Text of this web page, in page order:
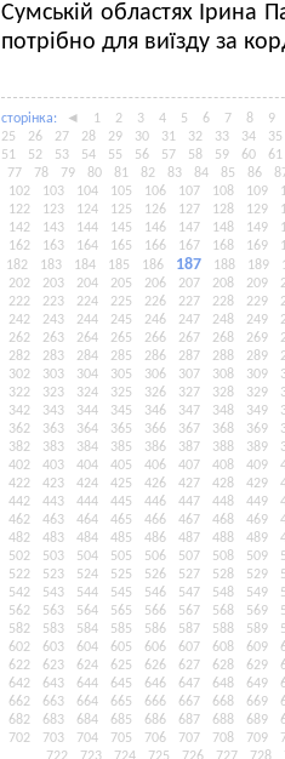
Сумській областях Ірина
потрібно для виїзду за
сторiнка: ◄ 1 2 3 4 5 6 7 8
9
25
26 27 28 29 30 31 32 33 34
35
51
52 53 54 55 56 57 58 59 60
61
77
78 79 80 81 82 83 84 85 86
102
103 104 105 106 107 108 109
122
123 124 125 126 127 128 129
142
143 144 145 146 147 148 149
162
163 164 165 166 167 168 169
182
183 184 185 186 187 188 189
202
203 204 205 206 207 208 209
222
223 224 225 226 227 228 229
242
243 244 245 246 247 248 249
262
263 264 265 266 267 268 269
282
283 284 285 286 287 288 289
302
303 304 305 306 307 308 309
322
323 324 325 326 327 328 329
342
343 344 345 346 347 348 349
362
363 364 365 366 367 368 369
382
383 384 385 386 387 388 389
402
403 404 405 406 407 408 409
422
423 424 425 426 427 428 429
442
443 444 445 446 447 448 449
462
463 464 465 466 467 468 469
482
483 484 485 486 487 488 489
502
503 504 505 506 507 508 509
522
523 524 525 526 527 528 529
542
543 544 545 546 547 548 549
562
563 564 565 566 567 568 569
582
583 584 585 586 587 588 589
602
603 604 605 606 607 608 609
622
623 624 625 626 627 628 629
642
643 644 645 646 647 648 649
662
663 664 665 666 667 668 669
682
683 684 685 686 687 688 689
702
703 704 705 706 707 708 709